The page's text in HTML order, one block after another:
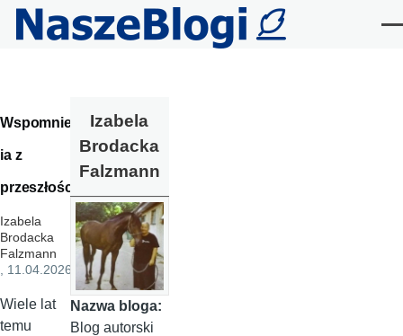
Przejdź do treści
Wspomnien
ia z
przeszłości
Izabela
Brodacka
Falzmann
, 11.04.2026
Wiele lat
temu
Izabela
Brodacka
Falzmann
Nazwa bloga:
Blog autorski